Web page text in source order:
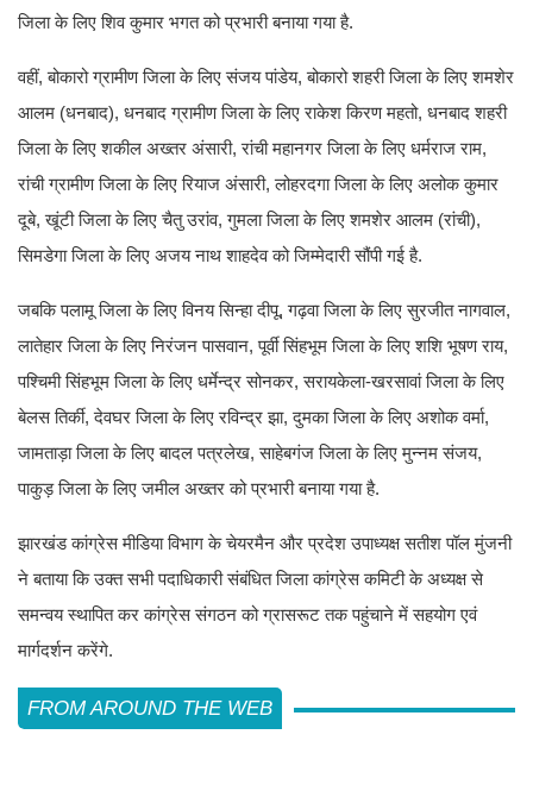
जिला के लिए शिव कुमार भगत को प्रभारी बनाया गया है.
वहीं, बोकारो ग्रामीण जिला के लिए संजय पांडेय, बोकारो शहरी जिला के लिए शमशेर
आलम (धनबाद), धनबाद ग्रामीण जिला के लिए राकेश किरण महतो, धनबाद शहरी
जिला के लिए शकील अख्तर अंसारी, रांची महानगर जिला के लिए धर्मराज राम,
रांची ग्रामीण जिला के लिए रियाज अंसारी, लोहरदगा जिला के लिए अलोक कुमार
दूबे, खूंटी जिला के लिए चैतु उरांव, गुमला जिला के लिए शमशेर आलम (रांची),
सिमडेगा जिला के लिए अजय नाथ शाहदेव को जिम्मेदारी सौंपी गई है.
जबकि पलामू जिला के लिए विनय सिन्हा दीपू, गढ़वा जिला के लिए सुरजीत नागवाल,
लातेहार जिला के लिए निरंजन पासवान, पूर्वी सिंहभूम जिला के लिए शशि भूषण राय,
पश्चिमी सिंहभूम जिला के लिए धर्मेन्द्र सोनकर, सरायकेला-खरसावां जिला के लिए
बेलस तिर्की, देवघर जिला के लिए रविन्द्र झा, दुमका जिला के लिए अशोक वर्मा,
जामताड़ा जिला के लिए बादल पत्रलेख, साहेबगंज जिला के लिए मुन्नम संजय,
पाकुड़ जिला के लिए जमील अख्तर को प्रभारी बनाया गया है.
झारखंड कांग्रेस मीडिया विभाग के चेयरमैन और प्रदेश उपाध्यक्ष सतीश पॉल मुंजनी
ने बताया कि उक्त सभी पदाधिकारी संबंधित जिला कांग्रेस कमिटी के अध्यक्ष से
समन्वय स्थापित कर कांग्रेस संगठन को ग्रासरूट तक पहुंचाने में सहयोग एवं
मार्गदर्शन करेंगे.
FROM AROUND THE WEB